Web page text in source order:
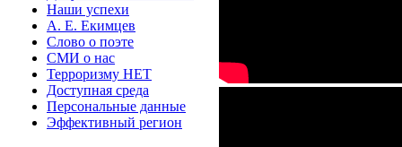
Наши успехи
А. Е. Екимцев
Слово о поэте
СМИ о нас
Терроризму НЕТ
Доступная среда
Персональные данные
Эффективный регион